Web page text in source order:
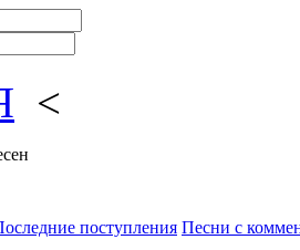
<
поступления Песни с